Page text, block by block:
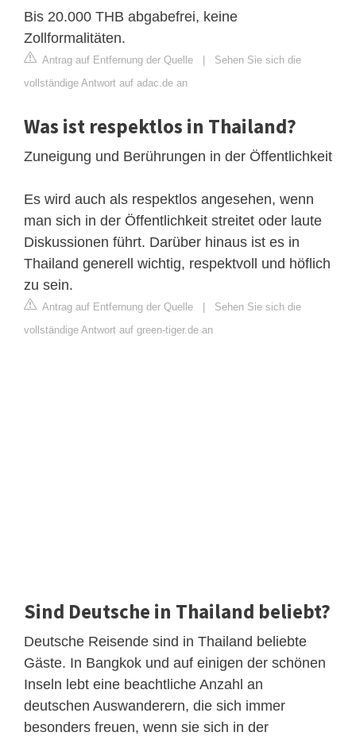
Bis 20.000 THB abgabefrei, keine
Zollformalitäten.
Antrag auf Entfernung der Quelle | Sehen Sie sich die
vollständige Antwort auf adac.de an
Was ist respektlos in Thailand?
Zuneigung und Berührungen in der Öffentlichkeit
Es wird auch als respektlos angesehen, wenn
man sich in der Öffentlichkeit streitet oder laute
Diskussionen führt. Darüber hinaus ist es in
Thailand generell wichtig, respektvoll und höflich
zu sein.
Antrag auf Entfernung der Quelle | Sehen Sie sich die
vollständige Antwort auf green-tiger.de an
Sind Deutsche in Thailand beliebt?
Deutsche Reisende sind in Thailand beliebte
Gäste. In Bangkok und auf einigen der schönen
Inseln lebt eine beachtliche Anzahl an
deutschen Auswanderern, die sich immer
besonders freuen, wenn sie sich in der